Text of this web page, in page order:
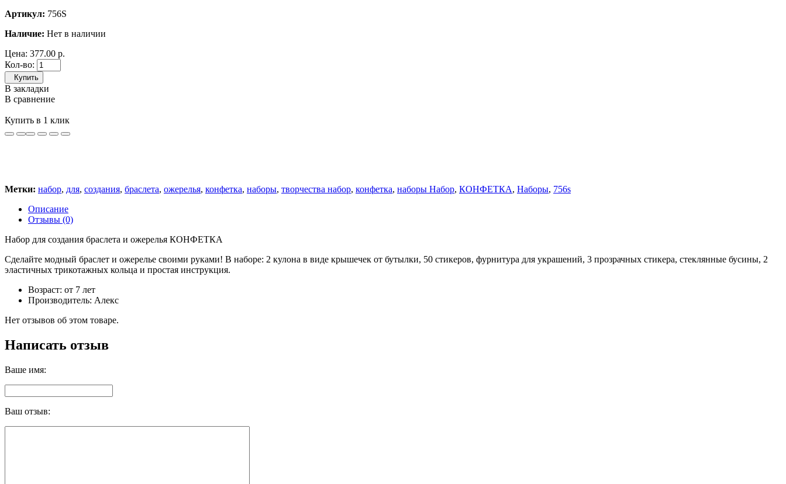
Артикул: 756S
Наличие: Нет в наличии
Цена: 377.00 р.
Кол-во:
Купить
В закладки
В сравнение
Купить в 1 клик
Метки: набор, для, создания, браслета, ожерелья, конфетка, наборы, творчества набор, конфетка, наборы Набор, КОНФЕТКА, Наборы, 756s
Описание
Отзывы (0)
Набор для создания браслета и ожерелья КОНФЕТКА
Сделайте модный браслет и ожерелье своими руками! В наборе: 2 кулона в виде крышечек от бутылки, 50 стикеров, фурнитура для украшений, 3 прозрачных стикера, стеклянные бусины, 2
эластичных трикотажных кольца и простая инструкция.
Возраст: от 7 лет
Производитель: Алекс
Нет отзывов об этом товаре.
Написать отзыв
Ваше имя:
Ваш отзыв: